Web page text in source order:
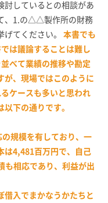
しているとの相談があ
、1.の△△製作所の財務
げてください。 本書でも
は議論することは難し
べて業績の推移や勘定
が、現場ではこのように
ケースも多いと思われ
下の通りです。
規模を有しており、一
は4,481百万円で、自己
も相応であり、利益が出
借入でまかなうかたちと